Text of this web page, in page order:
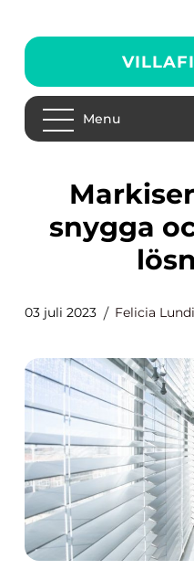
Menu
Markiser i Örebro –
snygga
03 juli 2023 Felicia